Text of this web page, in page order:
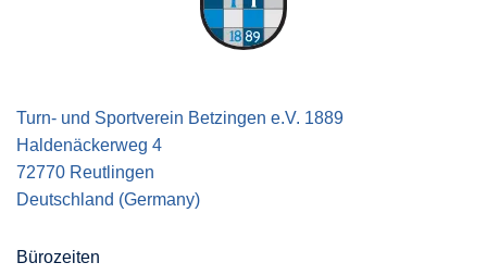
Turn- und Sportverein Betzingen e.V. 1889
Haldenäckerweg 4
72770 Reutlingen
Deutschland (Germany)
Bürozeiten